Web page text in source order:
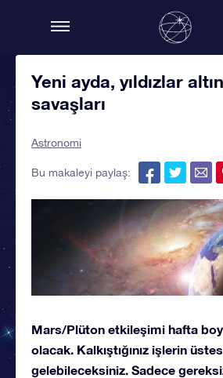
Yeni ayda, yıldızlar
savaşları
Astronomi
Bu makaleyi paylaş:
Mars/Plüton etkileşimi hafta
olacak. Kalkıştığınız işlerin
gelebileceksiniz. Sadece